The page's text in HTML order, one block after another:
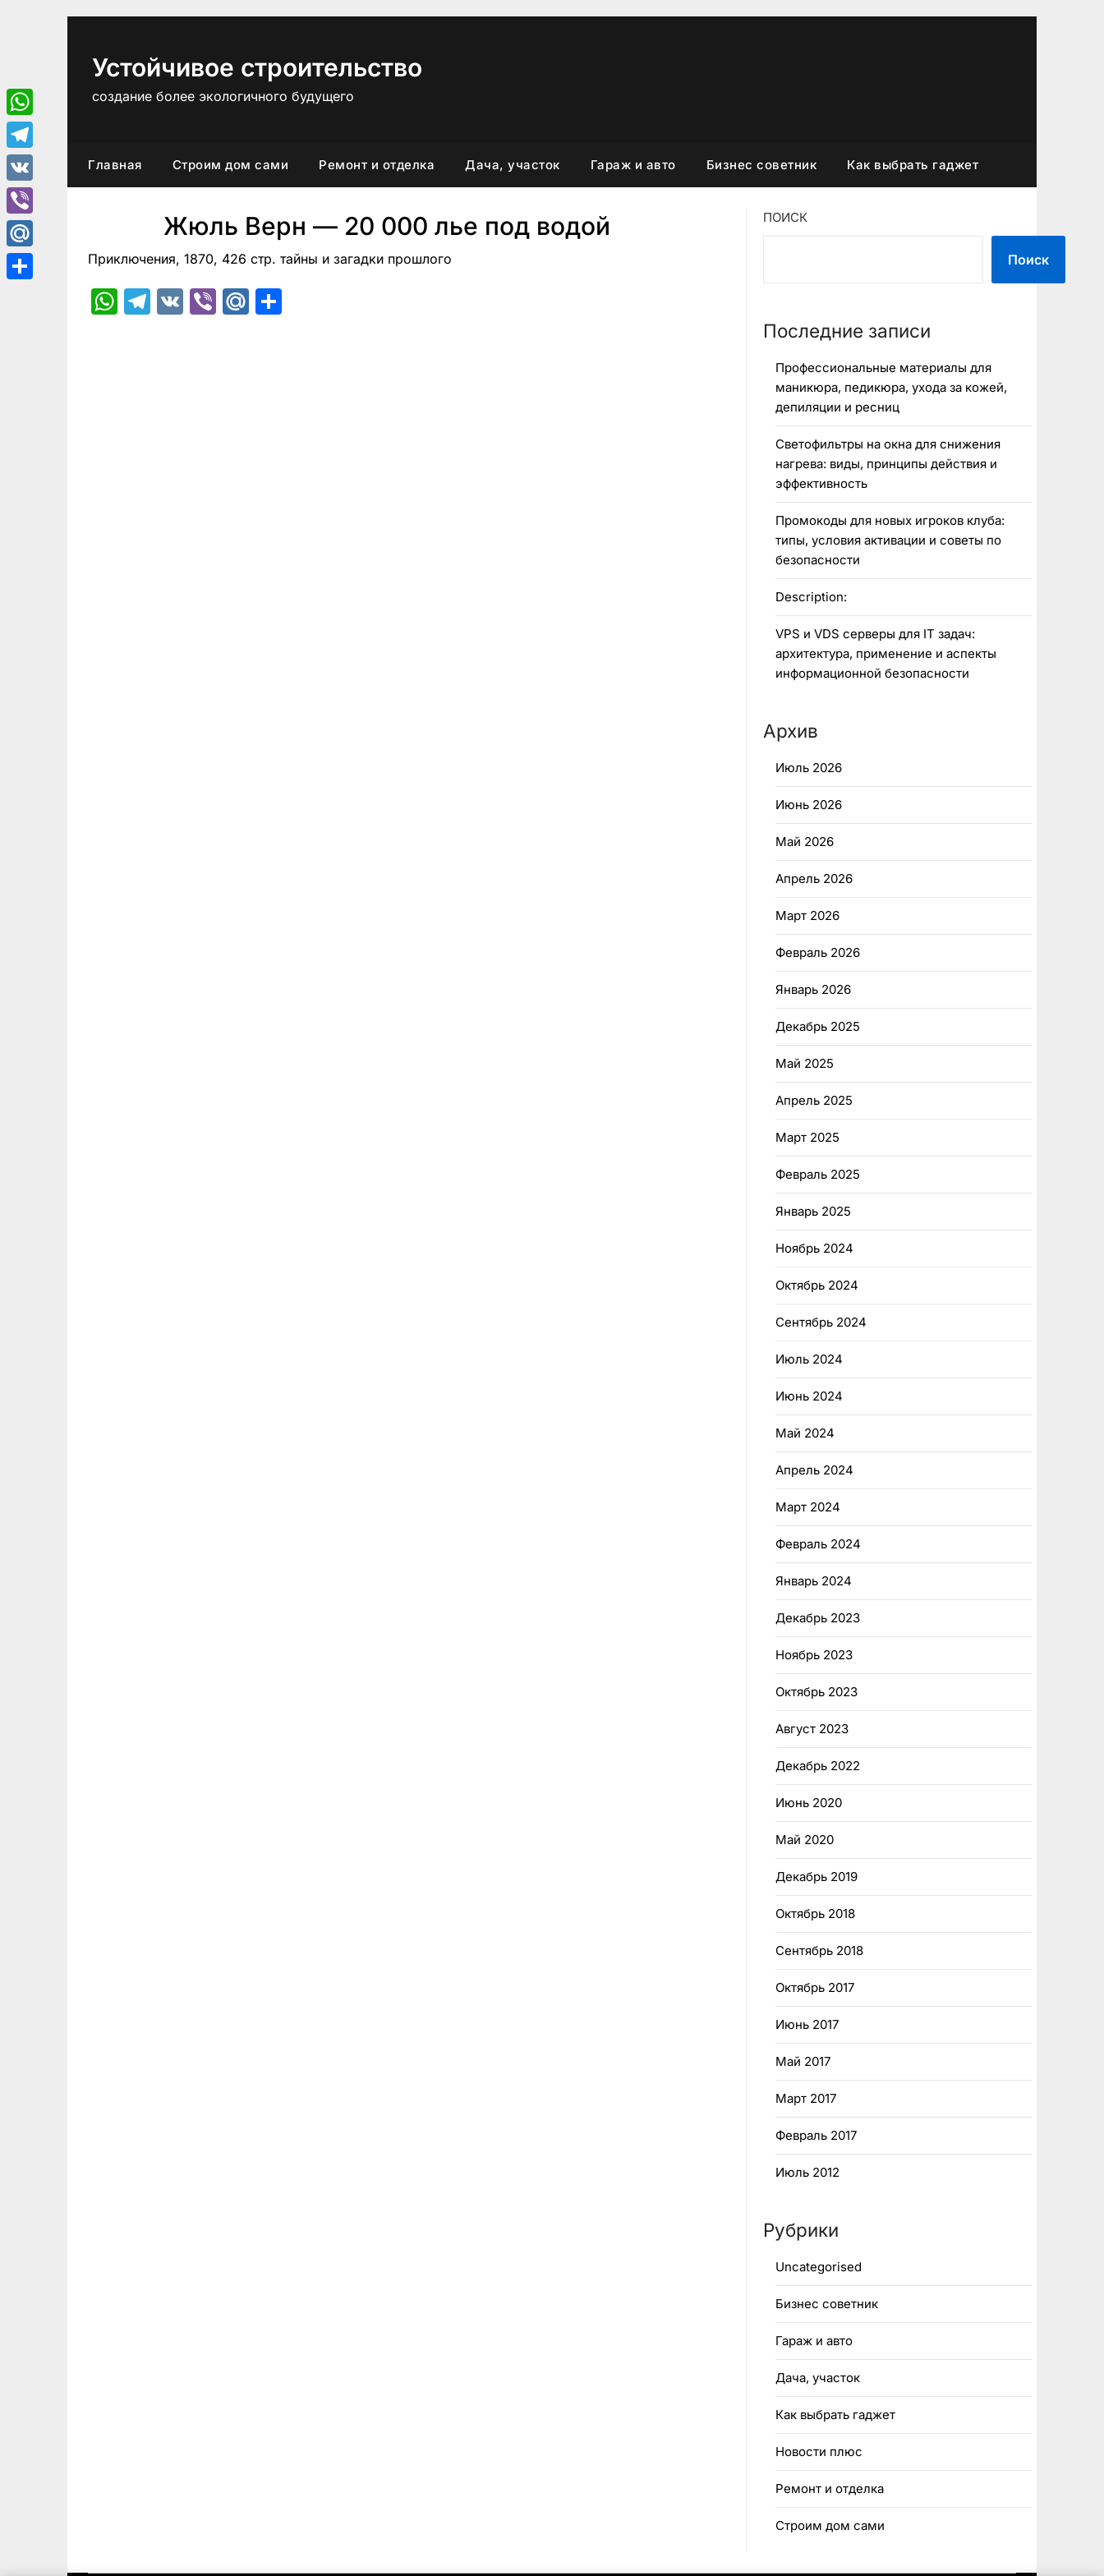
Устойчивое строительство
создание более экологичного будущего
Главная Строим дом сами Ремонт и отделка Дача, участок Гараж и авто Бизнес советник Как выбрать гаджет
Жюль Верн — 20 000 лье под водой
Приключения, 1870, 426 стр. тайны и загадки прошлого
WhatsApp
Telegram
VK ViberMail.Ru
ПОИСК
Поиск
Последние записи
Профессиональные материалы для
маникюра, педикюра, ухода за кожей,
депиляции и ресниц
Светофильтры на окна для снижения
нагрева: виды, принципы действия и
эффективность
Промокоды для новых игроков клуба:
типы, условия активации и советы по
безопасности
Description:
VPS и VDS серверы для IT задач:
архитектура, применение и аспекты
информационной безопасности
Архив
Июль 2026
Июнь 2026
Май 2026
Апрель 2026
Март 2026
Февраль 2026
Январь 2026
Декабрь 2025
Май 2025
Апрель 2025
Март 2025
Февраль 2025
Январь 2025
Ноябрь 2024
Октябрь 2024
Сентябрь 2024
Июль 2024
Июнь 2024
Май 2024
Апрель 2024
Март 2024
Февраль 2024
Январь 2024
Декабрь 2023
Ноябрь 2023
Октябрь 2023
Август 2023
Декабрь 2022
Июнь 2020
Май 2020
Декабрь 2019
Октябрь 2018
Сентябрь 2018
Октябрь 2017
Июнь 2017
Май 2017
Март 2017
Февраль 2017
Июль 2012
Рубрики
Uncategorised
Бизнес советник
Гараж и авто
Дача, участок
Как выбрать гаджет
Новости плюс
Ремонт и отделка
Строим дом сами
WhatsApp
Telegram
VK
Viber
Mail.Ru